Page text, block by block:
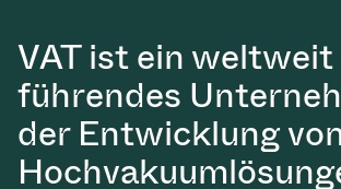
VAT ist ein weltweit
führendes
der Entwicklung